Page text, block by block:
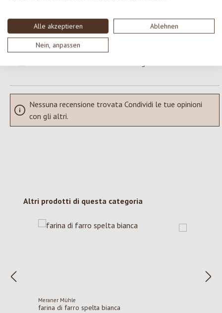
Alle akzeptieren Ablehnen
Nein, anpassen
SCRIVERE UNA RECENSIONE
Nessuna recensione trovata Condividi le tue opinioni
con gli altri.
Salta la galleria dei prodotti
Altri prodotti di questa categoria
Meraner Mühle
farina di farro spelta bianca